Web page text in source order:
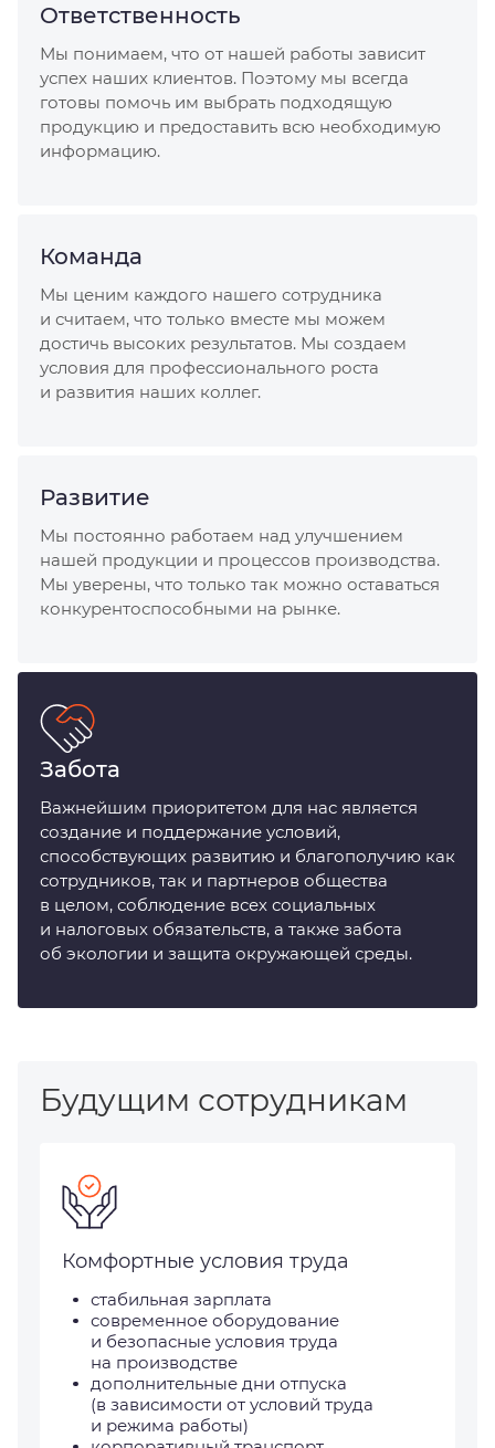
Ответственность
Мы понимаем, что от нашей работы зависит
успех наших клиентов. Поэтому мы всегда
готовы помочь им выбрать подходящую
продукцию и предоставить всю необходимую
информацию.
Команда
Мы ценим каждого нашего сотрудника
и считаем, что только вместе мы можем
достичь высоких результатов. Мы создаем
условия для профессионального роста
и развития наших коллег.
Развитие
Мы постоянно работаем над улучшением
нашей продукции и процессов производства.
Мы уверены, что только так можно оставаться
конкурентоспособными на рынке.
Забота
Важнейшим приоритетом для нас является
создание и поддержание условий,
способствующих развитию и благополучию как
сотрудников, так и партнеров общества
в целом, соблюдение всех социальных
и налоговых обязательств, а также забота
об экологии и защита окружающей среды.
Будущим сотрудникам
Комфортные условия труда
стабильная зарплата
современное оборудование
и безопасные условия труда
на производстве
дополнительные дни отпуска
(в зависимости от условий труда
и режима работы)